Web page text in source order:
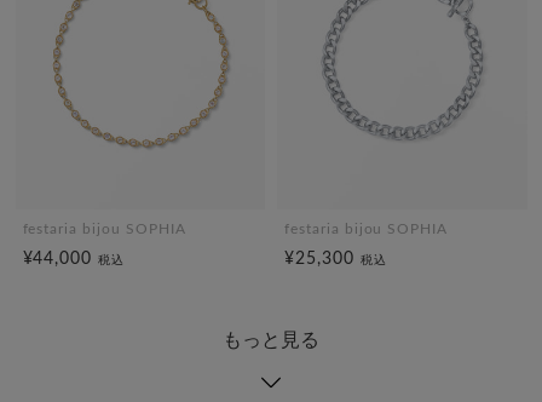
festaria bijou SOPHIA
¥44,000税込
festaria bijou SOPHIA
¥25,300 税込
もっと見る